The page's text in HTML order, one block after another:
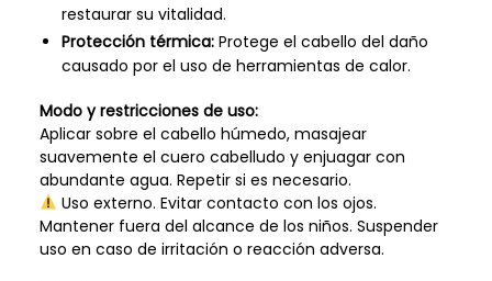
restaurar su vitalidad.
Protección térmica:Protege el cabello del daño
causado por el uso de herramientas de calor.
Modo y restricciones de uso:
Aplicar sobre el cabello húmedo, masajear
suavemente el cuero cabelludo y enjuagar con
abundante agua. Repetir si es necesario.
Uso externo. Evitar contacto con los ojos.
Mantener fuera del alcance de los niños. Suspender
uso en caso de irritación o reacción adversa.